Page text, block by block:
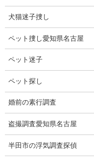
愛知県から県外へ移動した
〇転勤先の浮気調査
〇新幹線等で県外へ移動で
〇県外での別居中の浮気調査
犬猫迷子捜し
ペット捜し愛知県名古屋
ペット迷子
ペット探し
婚前の素行調査
盗撮調査愛知県名古屋
半田市の浮気調査探偵